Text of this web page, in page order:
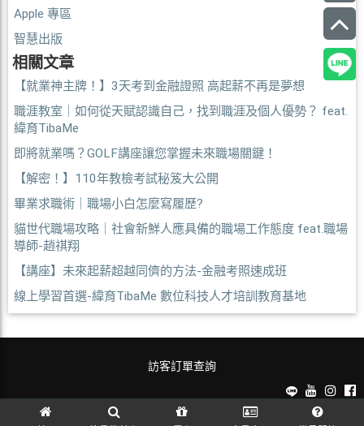
Apple 專區
智慧出版
相關文章
【就業神主牌！】3天考到金融證照 高起薪不再是夢想
職涯教室｜如何從天賦認識自己，找到職涯及個人優勢？ feat.
緯育TibaMe
即將就業嗎？GOLF講座讓您掌握未來職場關鍵！
【解密！】110年教檢考試秘笈大公開
畢業求職術｜職場小白怎麼寫履歷?
貓世代職場攻略｜社會新鮮人應具備的職場工作態度 feat.職場
導師-趙祺翔
【講座】未來起薪超越同儕的方法-金融考照速成班
線上學習首選-緯育TibaMe 數位科技人才培訓教育基地
訪客訂單查詢
麗文校園購~教科書一本免運！ © 2026 All Rights Reserved